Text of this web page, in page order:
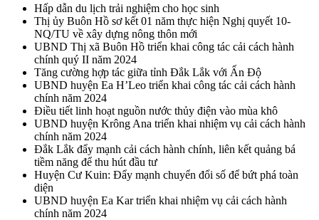
Hấp dẫn du lịch trải nghiệm cho học sinh
Thị ủy Buôn Hồ sơ kết 01 năm thực hiện Nghị quyết 10-
NQ/TU về xây dựng nông thôn mới
UBND Thị xã Buôn Hồ triển khai công tác cải cách hành
chính quý II năm 2024
Tăng cường hợp tác giữa tỉnh Đắk Lắk với Ấn Độ
UBND huyện Ea H’Leo triển khai công tác cải cách hành
chính năm 2024
Điều tiết linh hoạt nguồn nước thủy điện vào mùa khô
UBND huyện Krông Ana triển khai nhiệm vụ cải cách hành
chính năm 2024
Đắk Lắk đẩy mạnh cải cách hành chính, liên kết quảng bá
tiềm năng để thu hút đầu tư
Huyện Cư Kuin: Đẩy mạnh chuyển đổi số để bứt phá toàn
diện
UBND huyện Ea Kar triển khai nhiệm vụ cải cách hành
chính năm 2024